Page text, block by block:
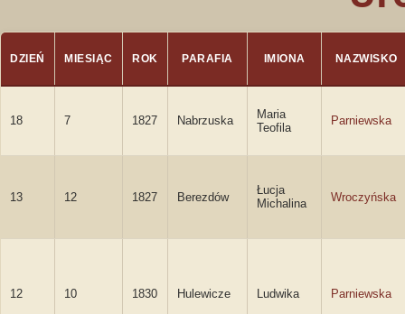
DZIEŃ MIESIĄC ROK PARAFIA IMIONA NAZWISKO
18 7 1827 Nabrzuska
Maria
Teofila
Parniewska
13 12 1827 Berezdów
Łucja
Michalina
Wroczyńska
12 10 1830 Hulewicze Ludwika Parniewska